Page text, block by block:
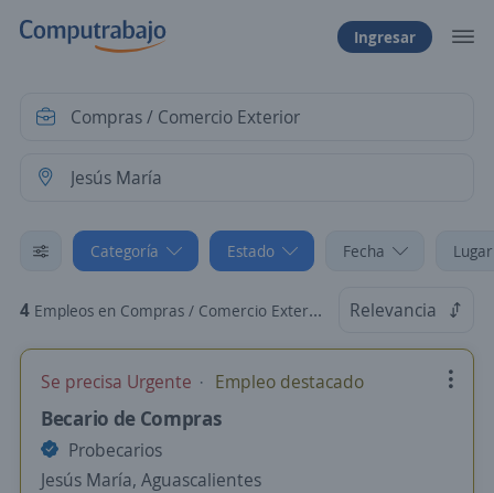
Ingresar
Categoría Estado Fecha
4 Empleos en Compras / Comercio Exterior en Jesús María, Aguascalientes Relevancia
Se precisa Urgente Empleo destacado
Becario de Compras
Probecarios
Jesús María, Aguascalientes